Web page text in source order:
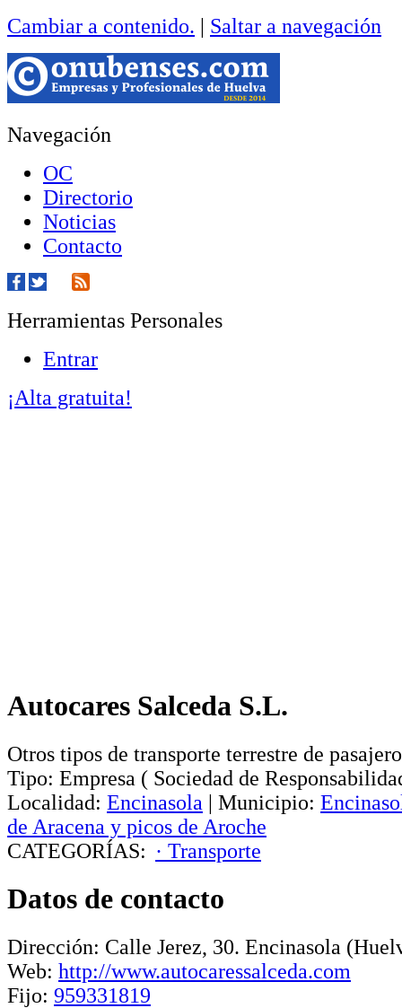
Cambiar a contenido. | Saltar a navegación
Navegación
OC
Directorio
Noticias
Contacto
Herramientas Personales
Entrar
¡Alta gratuita!
Autocares Salceda S.L.
Otros tipos de transporte terrestre de
Tipo: Empresa ( Sociedad de
Localidad: Encinasola | Municipio:
de Aracena y picos de Aroche
CATEGORÍAS: · Transporte
Datos de contacto
Dirección: Calle Jerez, 30. Encinasola
Web: http://www.autocaressalceda.com
Fijo: 959331819